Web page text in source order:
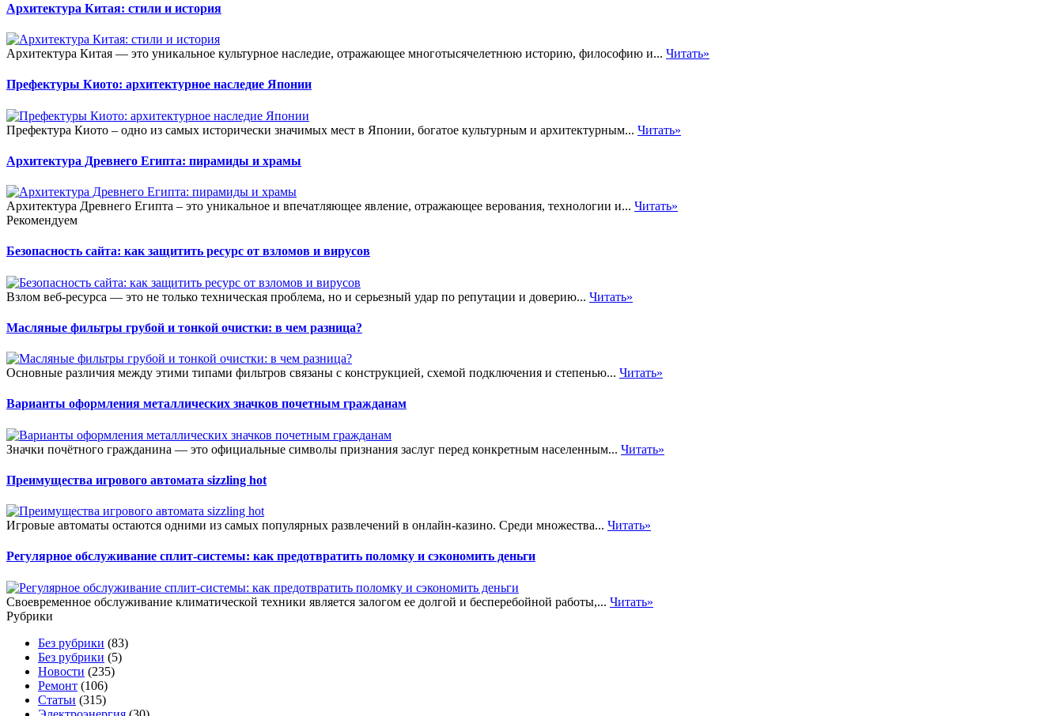
Архитектура Китая: стили и история
Архитектура Китая — это уникальное культурное наследие, отражающее многотысячелетнюю историю, философию и... Читать»
Префектуры Киото: архитектурное наследие Японии
Префектура Киото – одно из самых исторически значимых мест в Японии, богатое культурным и архитектурным... Читать»
Архитектура Древнего Египта: пирамиды и храмы
Архитектура Древнего Египта – это уникальное и впечатляющее явление, отражающее верования, технологии и... Читать»
Рекомендуем
Безопасность сайта: как защитить ресурс от взломов и вирусов
Взлом веб-ресурса — это не только техническая проблема, но и серьезный удар по репутации и доверию... Читать»
Масляные фильтры грубой и тонкой очистки: в чем разница?
Основные различия между этими типами фильтров связаны с конструкцией, схемой подключения и степенью... Читать»
Варианты оформления металлических значков почетным гражданам
Значки почётного гражданина — это официальные символы признания заслуг перед конкретным населенным... Читать»
Преимущества игрового автомата sizzling hot
Игровые автоматы остаются одними из самых популярных развлечений в онлайн-казино. Среди множества... Читать»
Регулярное обслуживание сплит-системы: как предотвратить поломку и сэкономить деньги
Своевременное обслуживание климатической техники является залогом ее долгой и бесперебойной работы,... Читать»
Рубрики
Без рубрики (83)
Без рубрики (5)
Новости (235)
Ремонт (106)
Статьи (315)